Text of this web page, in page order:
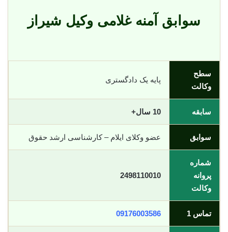
سوابق آمنه غلامی وکیل شیراز
سطح
وکالت
پایه یک دادگستری
سابقه 10 سال+
سوابق عضو وکلای ایلام – کارشناسی ارشد حقوق
شماره
پروانه
وکالت
2498110010
تماس 1 09176003586